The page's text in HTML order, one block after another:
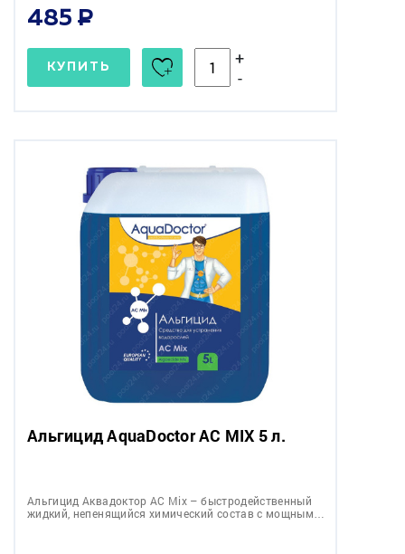
485
КУПИТЬ
+
-
Альгицид AquaDoctor AC MIX 5 л.
Альгицид Аквадоктор АС Mix – быстродейственный
жидкий, непенящийся химический состав с мощным…